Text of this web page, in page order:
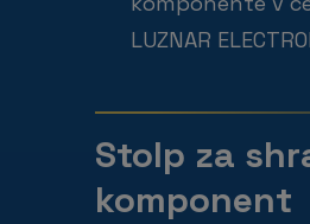
LUZNAR
Stolp za
komponent